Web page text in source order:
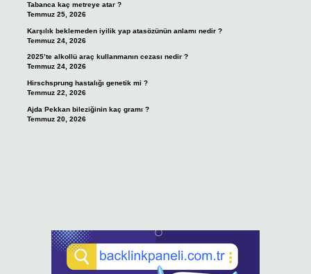
Tabanca kaç metreye atar ?
Temmuz 25, 2026
Karşılık beklemeden iyilik yap atasözünün anlamı nedir ?
Temmuz 24, 2026
2025’te alkollü araç kullanmanın cezası nedir ?
Temmuz 24, 2026
Hirschsprung hastalığı genetik mi ?
Temmuz 22, 2026
Ajda Pekkan bileziğinin kaç gramı ?
Temmuz 20, 2026